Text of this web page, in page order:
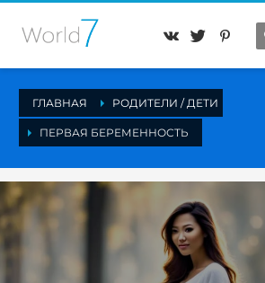
ГЛАВНАЯ РОДИТЕЛИ / ДЕТИ
ПЕРВАЯ БЕРЕМЕННОСТЬ